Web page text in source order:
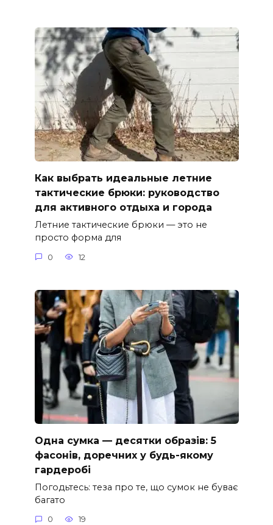
Как выбрать идеальные летние
тактические брюки: руководство
для активного отдыха и города
Летние тактические брюки — это не
просто форма для
0 12
Одна сумка — десятки образів: 5
фасонів, доречних у будь-якому
гардеробі
Погодьтесь: теза про те, що сумок не буває
багато
0 19